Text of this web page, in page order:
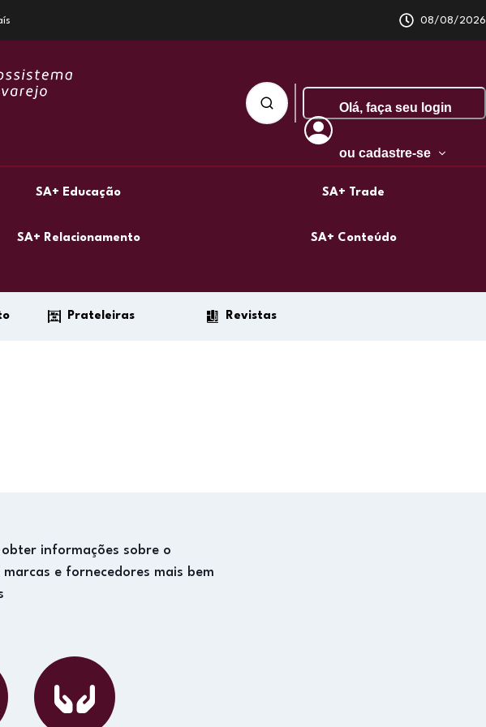
08/08/2026
Olá, faça seu login
ou cadastre-se
SA+ Educação SA+ Trade
SA+ Relacionamento SA+ Conteúdo
Prateleiras Revistas
informações sobre o
e fornecedores mais bem